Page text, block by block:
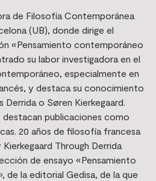
de Filosofía Contemporánea
(UB), donde dirige el
«Pensamiento contemporáneo
su labor investigadora en el
especialmente en
y destaca su conocimiento
o Søren Kierkegaard.
publicaciones como
20 años de filosofía francesa
Through Derrida
de ensayo «Pensamiento
de la editorial Gedisa, de la que